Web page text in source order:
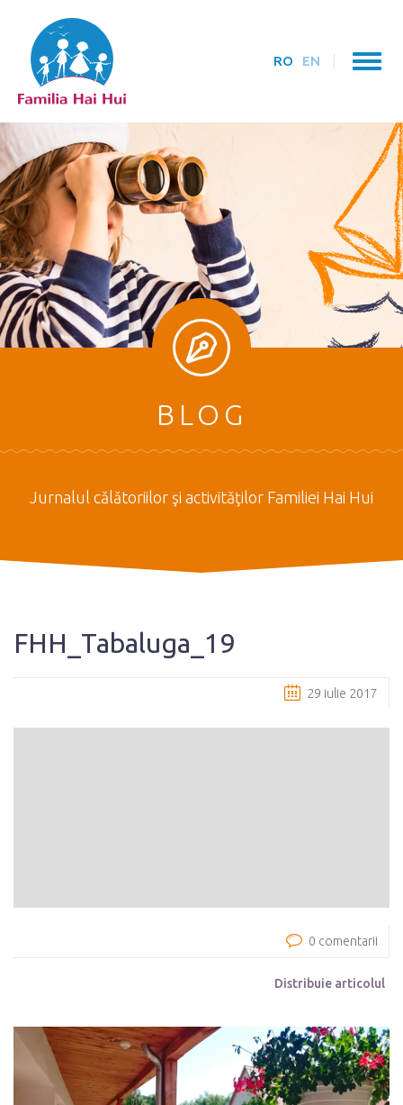
RO EN
BLOG
Jurnalul călătoriilor şi activităţilor Familiei Hai Hui
FHH_Tabaluga_19
29 iulie 2017
0 comentarii
Distribuie articolul